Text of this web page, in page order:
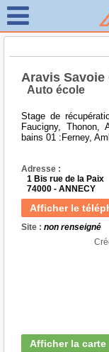
Aravis Savoie
Auto école
Stage de
Faucigny, Thonon,
bains 01 :Ferney,
Adresse :
1 Bis rue de la Paix
74000 - ANNECY
Afficher le
Site : non renseigné
Afficher la carte